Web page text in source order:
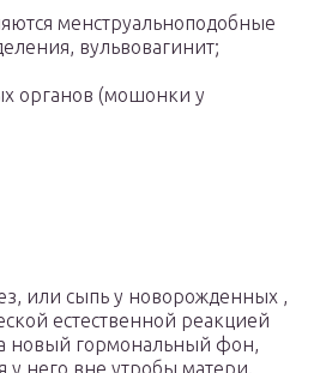
менструальноподобные
вульвовагинит;
органов (мошонки у
или сыпь у новорожденных ,
естественной реакцией
новый гормональный фон,
него вне утробы матери.